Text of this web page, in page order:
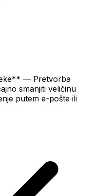
— Pretvorba
smanjiti veličinu
putem e-pošte ili